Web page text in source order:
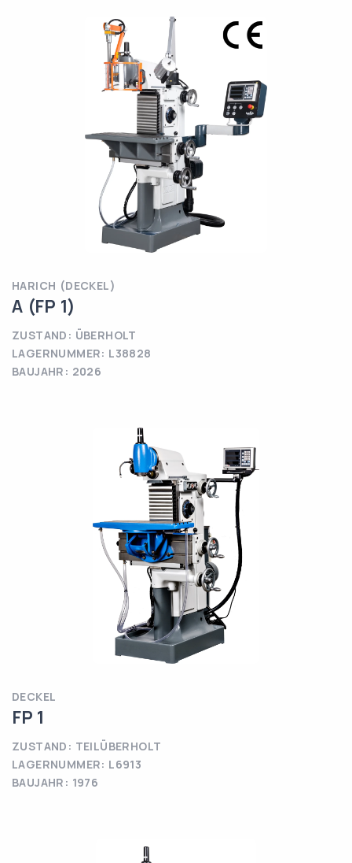
HARICH (DECKEL)
A (FP 1)
ZUSTAND: ÜBERHOLT
LAGERNUMMER: L38828
BAUJAHR: 2026
DECKEL
FP 1
ZUSTAND: TEILÜBERHOLT
LAGERNUMMER: L6913
BAUJAHR: 1976